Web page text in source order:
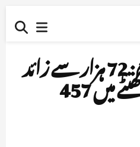
کوروناکی دوسری لہر: 72 ہزار سے زائد
نئے معاملے ،24 گھنٹے میں 457